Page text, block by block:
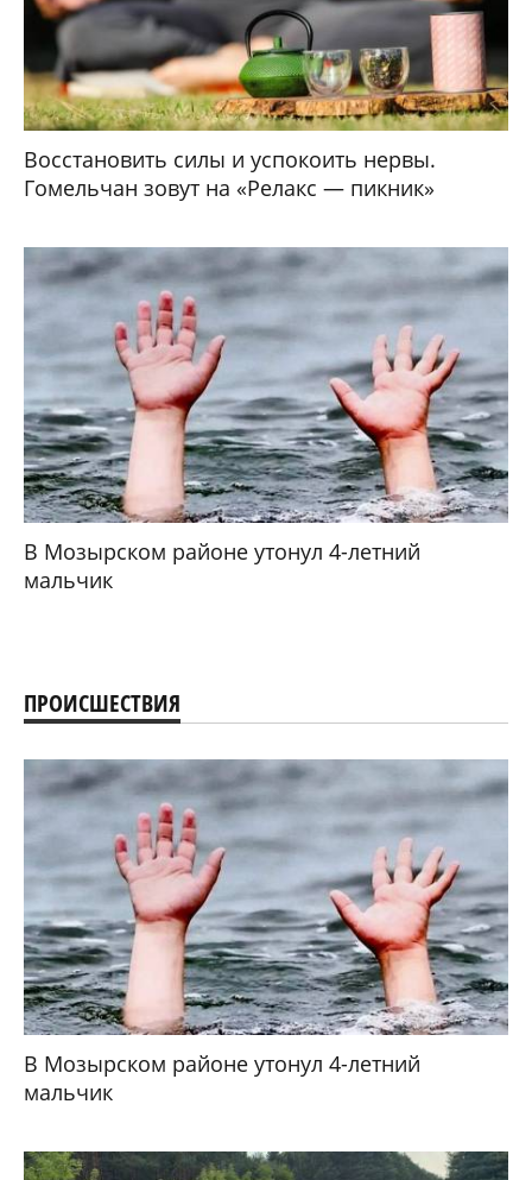
Восстановить силы и успокоить нервы.
Гомельчан зовут на «Релакс — пикник»
В Мозырском районе утонул 4-летний
мальчик
ПРОИСШЕСТВИЯ
В Мозырском районе утонул 4-летний
мальчик